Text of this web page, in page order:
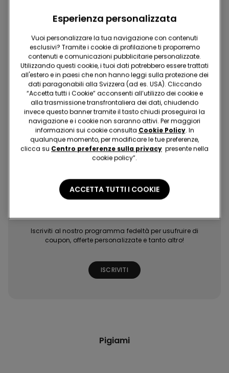
Scarica l'App
Acquista in modo facile e veloce, dove e quando vuoi!
Acquisti facili e
Ultime tendenze
a portata di click
Promozioni
esclusive
Extra punti con
Iscriviti al nostro programma fedeltà per usufruire di
coupon, offerte personalizzate e tanto altro!
ISCRIVITI
Pigiami
Esperienza personalizzata
Vuoi personalizzare la tua navigazione con contenuti
esclusivi? Tramite i cookie di profilazione ti proporremo
contenuti e comunicazioni pubblicitarie personalizzate.
Utilizzando questi cookie, i tuoi dati potrebbero essere trattati
all'estero e in paesi che non hanno leggi sulla protezione dei
dati paragonabili alla Svizzera (ad es. USA). Cliccando
“Accetta tutti i Cookie” acconsenti all’utilizzo dei cookie e
alla trasmissione transfrontaliera dei dati, chiudendo
invece questo banner tramite il tasto chiudi proseguirai la
navigazione e i cookie non saranno attivi. Per maggiori
informazioni sui cookie consulta Cookie Policy. In
qualunque momento, per modificare le tue preferenze,
clicca su Centro preferenze sulla privacy presente nella
cookie policy”.
ACCETTA TUTTI I COOKIE